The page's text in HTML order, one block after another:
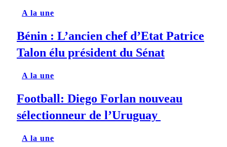
A la une
Bénin : L’ancien chef d’Etat Patrice
Talon élu président du Sénat
A la une
Football: Diego Forlan nouveau
sélectionneur de l’Uruguay
A la une